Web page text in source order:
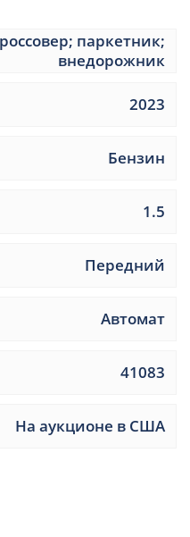
паркетник;
внедорожник
2023
Бензин
1.5
Передний
Автомат
41083
На аукционе в США